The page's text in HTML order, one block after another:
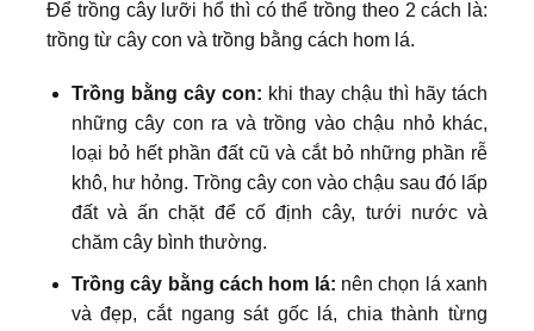
Để trồng cây lưỡi hổ thì có thể trồng theo 2 cách là:
trồng từ cây con và trồng bằng cách hom lá.
Trồng bằng cây con: khi thay chậu thì hãy tách
những cây con ra và trồng vào chậu nhỏ khác,
loại bỏ hết phần đất cũ và cắt bỏ những phần rễ
khô, hư hỏng. Trồng cây con vào chậu sau đó lấp
đất và ấn chặt để cố định cây, tưới nước và
chăm cây bình thường.
Trồng cây bằng cách hom lá: nên chọn lá xanh
và đẹp, cắt ngang sát gốc lá, chia thành từng